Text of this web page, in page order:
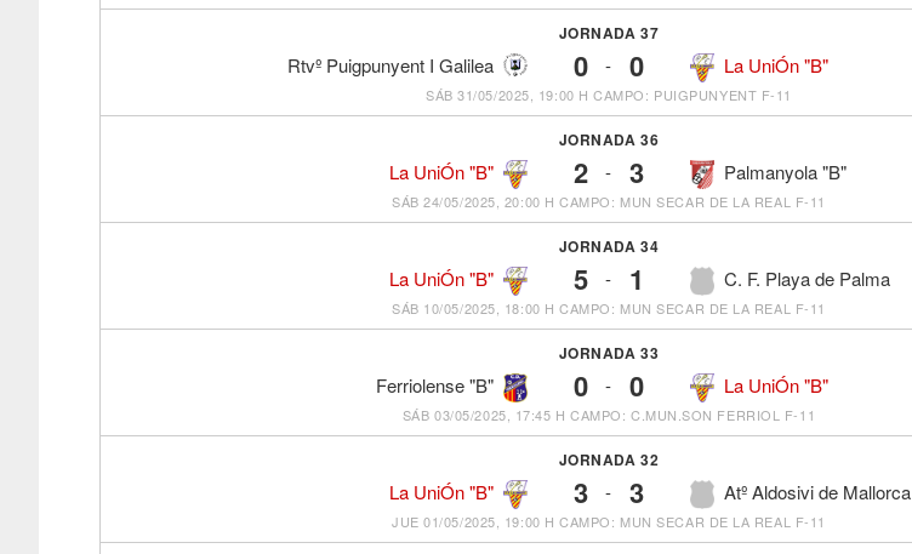
JORNADA 37
Rtvº Puigpunyent I Galilea 0 - La UniÓn "B"
0
SÁB 31/05/2025, 19:00 H CAMPO: PUIGPUNYENT F-11
JORNADA 36
La UniÓn "B" 2 - Palmanyola "B"
3
SÁB 24/05/2025, 20:00 H CAMPO: MUN SECAR DE LA REAL F-11
JORNADA 34
La UniÓn "B" 5 - C. F. Playa de Palma
1
SÁB 10/05/2025, 18:00 H CAMPO: MUN SECAR DE LA REAL F-11
JORNADA 33
Ferriolense "B" 0 - La UniÓn "B"
0
SÁB 03/05/2025, 17:45 H CAMPO: C.MUN.SON FERRIOL F-11
JORNADA 32
La UniÓn "B" 3 - Atº Aldosivi de Mallorca
3
JUE 01/05/2025, 19:00 H CAMPO: MUN SECAR DE LA REAL F-11